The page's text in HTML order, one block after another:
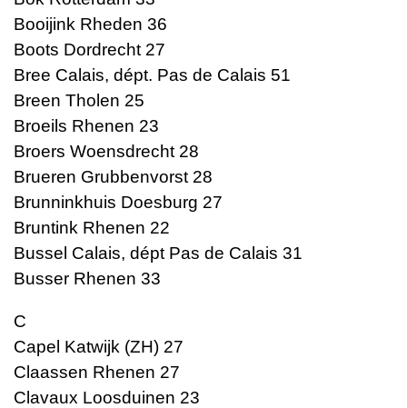
Booijink Rheden 36
Boots Dordrecht 27
Bree Calais, dépt. Pas de Calais 51
Breen Tholen 25
Broeils Rhenen 23
Broers Woensdrecht 28
Brueren Grubbenvorst 28
Brunninkhuis Doesburg 27
Bruntink Rhenen 22
Bussel Calais, dépt Pas de Calais 31
Busser Rhenen 33
C
Capel Katwijk (ZH) 27
Claassen Rhenen 27
Clavaux Loosduinen 23